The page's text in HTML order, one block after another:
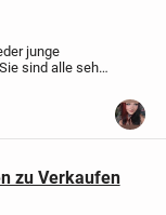
junge
Sie sind alle sehr
an die Hand
12
zu Verkaufen